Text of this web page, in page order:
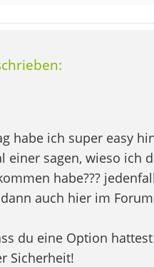
habe ich super easy
einer sagen, wieso ich
habe???
auch hier im
du eine Option
Sicherheit!